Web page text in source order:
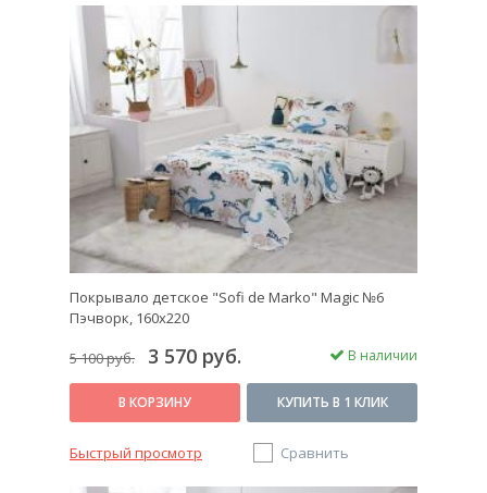
Покрывало детское "Sofi de Marko" Magic №6
Пэчворк, 160х220
5 100 руб. 3 570 руб. В наличии
В КОРЗИНУ КУПИТЬ В 1 КЛИК
Быстрый просмотр Сравнить